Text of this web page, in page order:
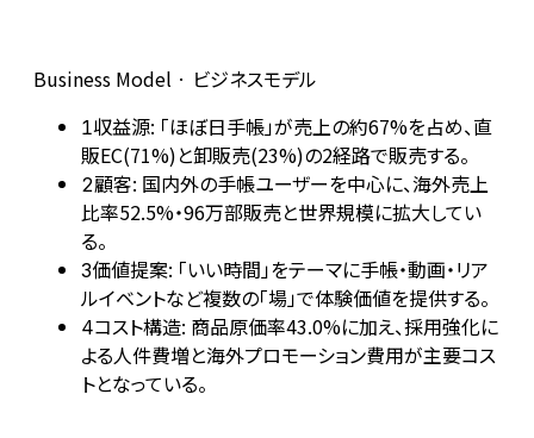
Business Model · ビジネスモデル
1収益源: 「ほぼ日手帳」が売上の約67%を占め、直
販EC(71%)と卸販売(23%)の2経路で販売する。
2顧客: 国内外の手帳ユーザーを中心に、海外売上
比率52.5%・96万部販売と世界規模に拡大してい
る。
3価値提案: 「いい時間」をテーマに手帳・動画・リア
ルイベントなど複数の「場」で体験価値を提供する。
4コスト構造: 商品原価率43.0%に加え、採用強化に
よる人件費増と海外プロモーション費用が主要コス
トとなっている。